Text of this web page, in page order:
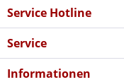
Service Hotline
Service
Informationen